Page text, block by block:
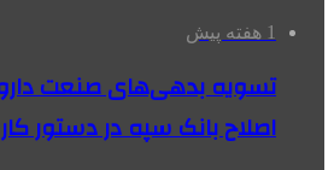
1 هفته پیش
اصلاح بانک سپه در دستور کار